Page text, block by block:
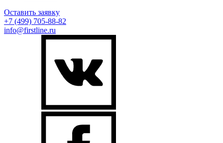
Оставить заявку
+7 (499) 705-88-82
info@firstline.ru